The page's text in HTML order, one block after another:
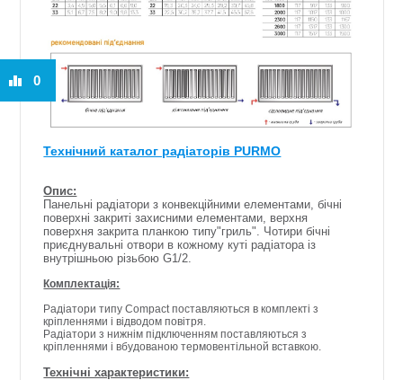
Технічний каталог радіаторів PURMO
Опис:
Панельні радіатори з конвекційними елементами, бічні
поверхні закриті захисними елементами, верхня
поверхня закрита планкою типу"гриль". Чотири бічні
приєднувальні отвори в кожному куті радіатора із
внутрішньою різьбою G1/2.
Комплектація:
Радіатори типу Compact поставляються в комплекті з
кріпленнями і відводом повітря.
Радіатори з нижнім підключенням поставляються з
кріпленнями і вбудованою термовентільной вставкою.
Технічні характеристики:
0